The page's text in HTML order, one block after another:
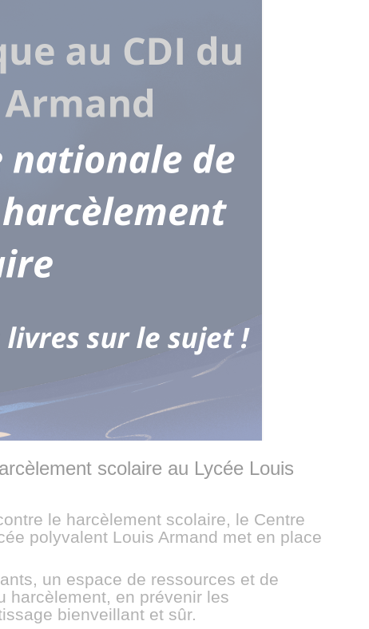
scolaire au Lycée Louis
le harcèlement scolaire, le Centre
polyvalent Louis Armand met en place
un espace de ressources et de
harcèlement, en prévenir les
bienveillant et sûr.